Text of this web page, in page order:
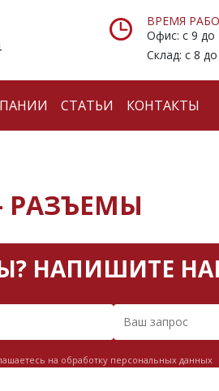
ВРЕМЯ
Офис: с 9 до
Склад: с 8
СТАТЬИ КОНТАКТЫ
- РАЗЪЕМЫ
НАПИШИТЕ
на обработку персональных данных